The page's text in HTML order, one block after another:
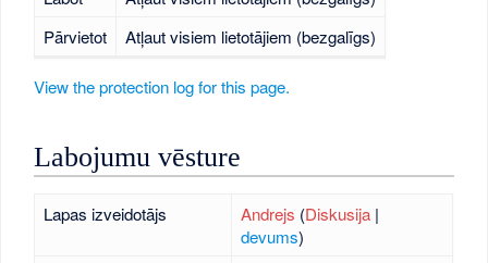
Pārvietot
Atļaut visiem lietotājiem (bezgalīgs)
View the protection log for this page.
Labojumu vēsture
Lapas izveidotājs Andrejs (Diskusija|
devums)